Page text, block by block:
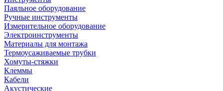
Паяльное оборудование
Ручные инструменты
Измерительное оборудование
Электроинструменты
Материалы для монтажа
Термоусаживаемые трубки
Хомуты-стяжки
Клеммы
Кабели
Акустические